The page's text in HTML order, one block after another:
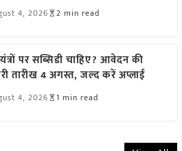
4, 2026 2 min read
पर सब्सिडी चाहिए? आवेदन की
तारीख 4 अगस्त, जल्द करें अप्लाई
4, 2026 1 min read